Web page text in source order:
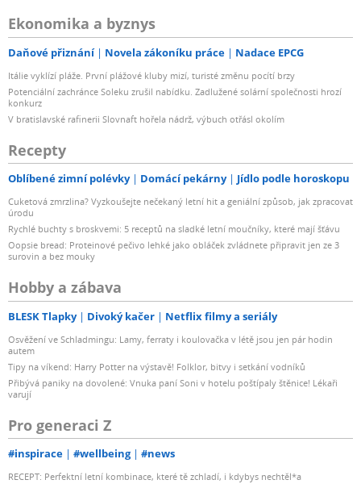
Ekonomika a byznys
Daňové přiznání Novela zákoníku práce Nadace EPCG
Itálie vyklízí pláže. První plážové kluby mizí, turisté změnu pocítí brzy
Potenciální zachránce Soleku zrušil nabídku. Zadlužené solární společnosti hrozí
konkurz
V bratislavské rafinerii Slovnaft hořela nádrž, výbuch otřásl okolím
Recepty
Oblíbené zimní polévky Domácí pekárny Jídlo podle horoskopu
Cuketová zmrzlina? Vyzkoušejte nečekaný letní hit a geniální způsob, jak zpracovat
úrodu
Rychlé buchty s broskvemi: 5 receptů na sladké letní moučníky, které mají šťávu
Oopsie bread: Proteinové pečivo lehké jako obláček zvládnete připravit jen ze 3
surovin a bez mouky
Hobby a zábava
BLESK Tlapky Divoký kačer Netflix filmy a seriály
Osvěžení ve Schladmingu: Lamy, ferraty i koulovačka v létě jsou jen pár hodin
autem
Tipy na víkend: Harry Potter na výstavě! Folklor, bitvy i setkání vodníků
Přibývá paniky na dovolené: Vnuka paní Soni v hotelu poštípaly štěnice! Lékaři
varují
Pro generaci Z
#inspirace #wellbeing #news
RECEPT: Perfektní letní kombinace, které tě zchladí, i kdybys nechtěl*a